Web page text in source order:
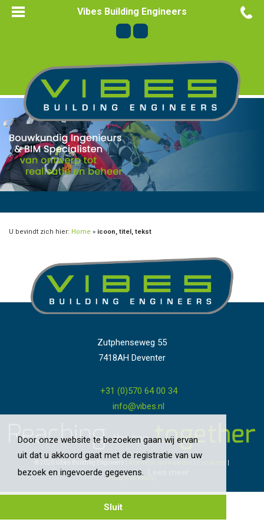
Door onze website te bezoeken gaan wij ervan
uit dat u akkoord gaat met de registratie van uw
bezoek en ingevoerde gegevens.
Sluit
Vibes Building Engineers
U bevindt zich hier: Home » icoon, titel, tekst
Zutphenseweg 55
7418AH Deventer
+31 (0)570 64 00 34
info@vibes.nl
© 2026 Vibes Building Engineers
Privacy verklaring